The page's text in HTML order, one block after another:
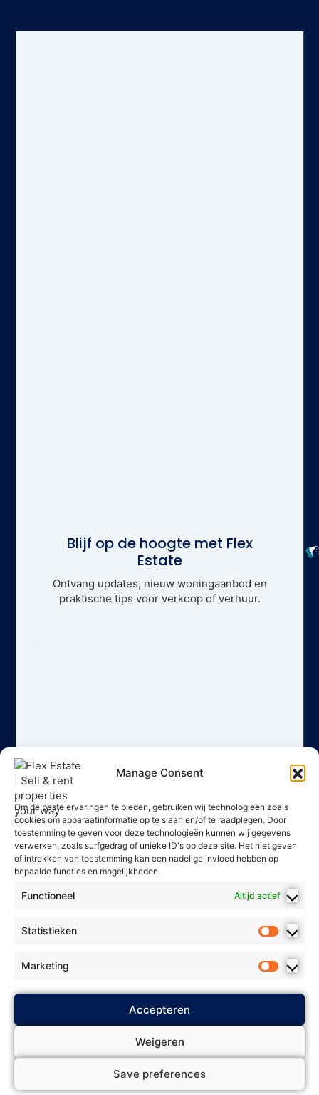
Manage Consent
Om de beste ervaringen te bieden, gebruiken wij technologieën zoals
cookies om apparaatinformatie op te slaan en/of te raadplegen. Door
toestemming te geven voor deze technologieën kunnen wij gegevens
verwerken, zoals surfgedrag of unieke ID's op deze site. Het niet geven
of intrekken van toestemming kan een nadelige invloed hebben op
bepaalde functies en mogelijkheden.
Functioneel Altijd actief
Statistieken
Marketing
Accepteren
Weigeren
Save preferences
Blijf op de hoogte met Flex
Estate
Ontvang updates, nieuw woningaanbod en
praktische tips voor verkoop of verhuur.
2025 Flex Estate - Alle rechten
Privacybeleid
Algemene voorwaarden* *
Biedingsbeleid